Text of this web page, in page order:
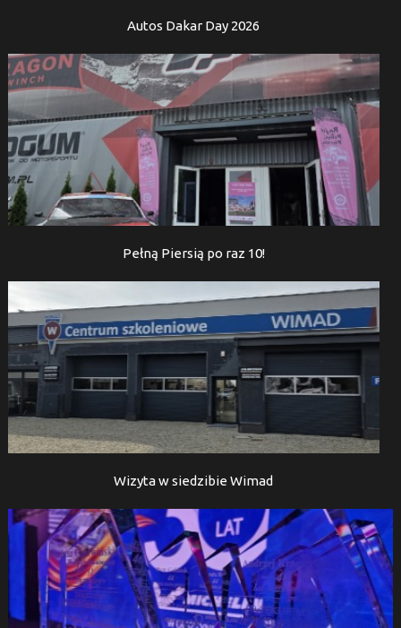
Autos Dakar Day 2026
Pełną Piersią po raz 10!
Wizyta w siedzibie Wimad